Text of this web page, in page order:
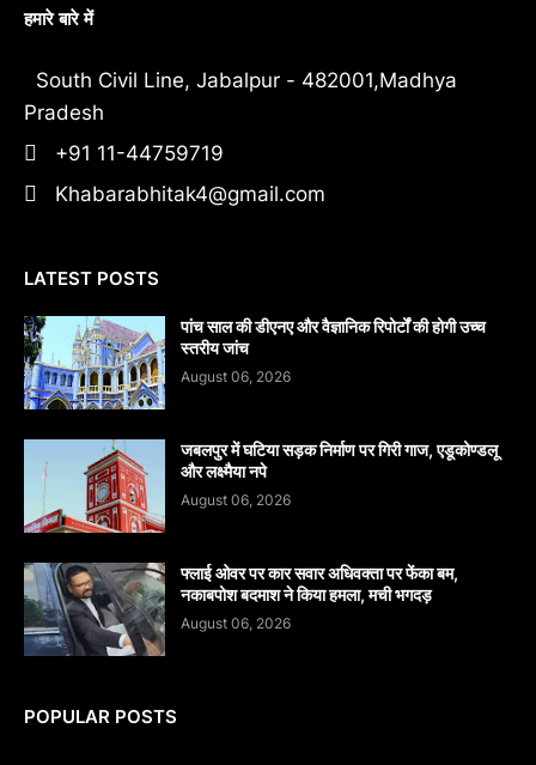
हमारे बारे में
South Civil Line, Jabalpur - 482001,Madhya
Pradesh
+91 11-44759719
Khabarabhitak4@gmail.com
LATEST POSTS
पांच साल की डीएनए और वैज्ञानिक रिपोर्टों की होगी उच्च
स्तरीय जांच
August 06, 2026
जबलपुर में घटिया सड़क निर्माण पर गिरी गाज, एडूकोण्डलू
और लक्ष्मैया नपे
August 06, 2026
फ्लाई ओवर पर कार सवार अधिवक्ता पर फेंका बम,
नकाबपोश बदमाश ने किया हमला, मची भगदड़
August 06, 2026
POPULAR POSTS